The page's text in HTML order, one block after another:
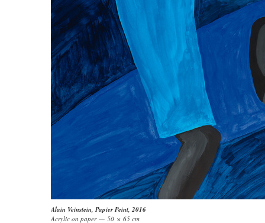
Alain Veinstein, Papier Peint, 2016
Acrylic on paper — 50 × 65 cm